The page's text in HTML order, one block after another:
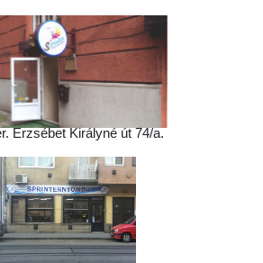
Erzsébet Királyné út 74/a.